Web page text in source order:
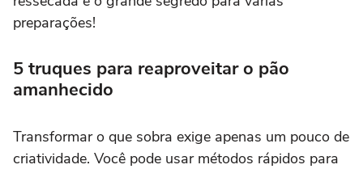
preparações!
5 truques para reaproveitar o pão
amanhecido
Transformar o que sobra exige apenas um pouco de
criatividade. Você pode usar métodos rápidos para